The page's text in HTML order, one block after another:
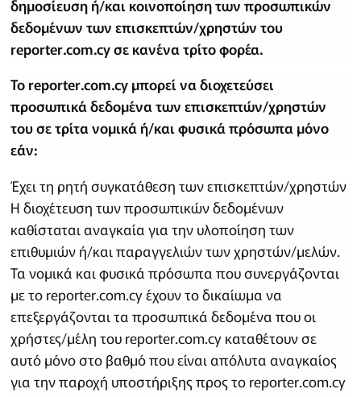
δημοσίευση ή/και κοινοποίηση των προσωπικών
δεδομένων των επισκεπτών/χρηστών του
reporter.com.cy σε κανένα τρίτο φορέα.
Το reporter.com.cy μπορεί να διοχετεύσει
προσωπικά δεδομένα των επισκεπτών/χρηστών
του σε τρίτα νομικά ή/και φυσικά πρόσωπα μόνο
εάν:
Έχει τη ρητή συγκατάθεση των επισκεπτών/χρηστών
Η διοχέτευση των προσωπικών δεδομένων
καθίσταται αναγκαία για την υλοποίηση των
επιθυμιών ή/και παραγγελιών των χρηστών/μελών.
Τα νομικά και φυσικά πρόσωπα που συνεργάζονται
με το reporter.com.cy έχουν το δικαίωμα να
επεξεργάζονται τα προσωπικά δεδομένα που οι
χρήστες/μέλη του reporter.com.cy καταθέτουν σε
αυτό μόνο στο βαθμό που είναι απόλυτα αναγκαίος
για την παροχή υποστήριξης προς το reporter.com.cy